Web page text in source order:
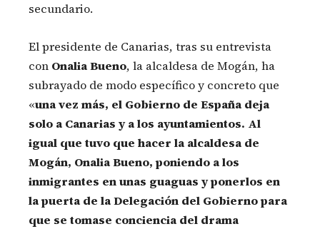
secundario.
El presidente de Canarias, tras su entrevista
con Onalia Bueno, la alcaldesa de Mogán, ha
subrayado de modo específico y concreto que
«una vez más, el Gobierno de España deja
solo a Canarias y a los ayuntamientos. Al
igual que tuvo que hacer la alcaldesa de
Mogán, Onalia Bueno, poniendo a los
inmigrantes en unas guaguas y ponerlos en
la puerta de la Delegación del Gobierno para
que se tomase conciencia del drama